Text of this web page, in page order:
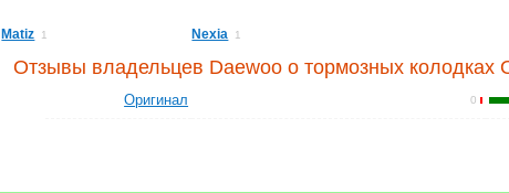
Matiz 1 Nexia 1
Отзывы владельцев Daewoo о тормозных колодках
Оригинал 0